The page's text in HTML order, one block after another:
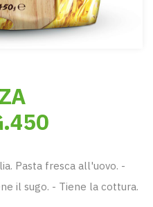
Pasta fresca all'uovo. -
il sugo. - Tiene la cottura.